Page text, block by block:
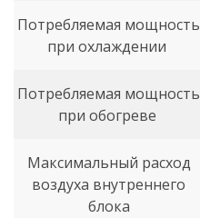
Потребляемая мощность
при охлаждении
Потребляемая мощность
при обогреве
Максимальный расход
воздуха внутреннего
блока